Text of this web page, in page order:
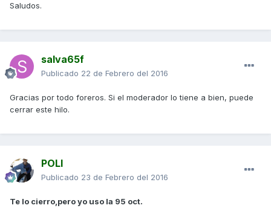
Saludos.
salva65f
Publicado 22 de Febrero del 2016
Gracias por todo foreros. Si el moderador lo tiene a bien, puede
cerrar este hilo.
POLI
Publicado 23 de Febrero del 2016
Te lo cierro,pero yo uso la 95 oct.